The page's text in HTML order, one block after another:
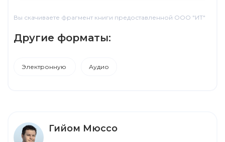
Вы скачиваете фрагмент книги предоставленной ООО "ИТ"
Другие форматы:
Электронную Аудио
Гийом Мюссо